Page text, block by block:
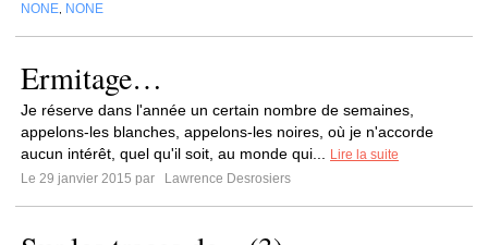
NONE NONE
Ermitage…
Je réserve dans l'année un certain nombre de semaines,
appelons-les blanches, appelons-les noires, où je n'accorde
aucun intérêt, quel qu'il soit, au monde qui...
Lire la suite
Le 29 janvier 2015 par
Lawrence Desrosiers